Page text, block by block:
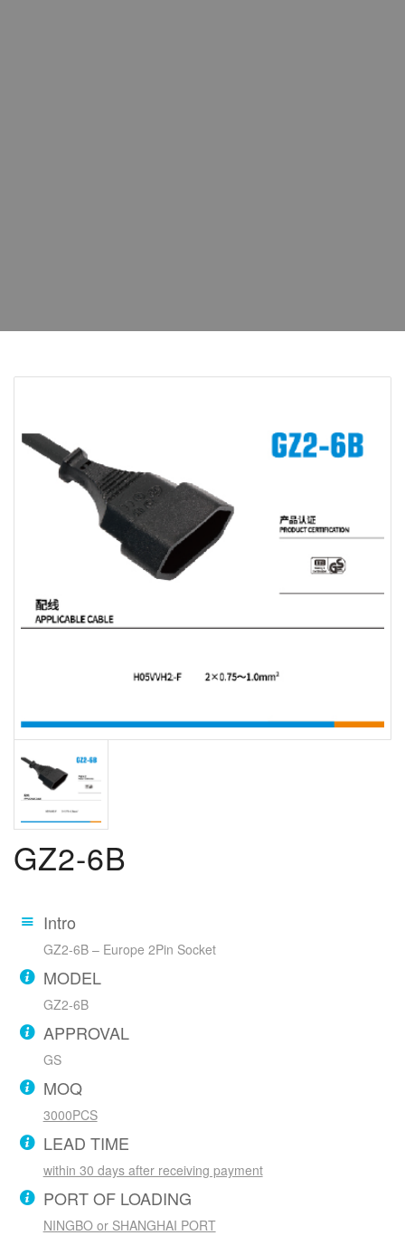
GZ2-6B
Intro
GZ2-6B – Europe 2Pin Socket
MODEL
GZ2-6B
APPROVAL
GS
MOQ
3000PCS
LEAD TIME
within 30 days after receiving payment
PORT OF LOADING
NINGBO or SHANGHAI PORT